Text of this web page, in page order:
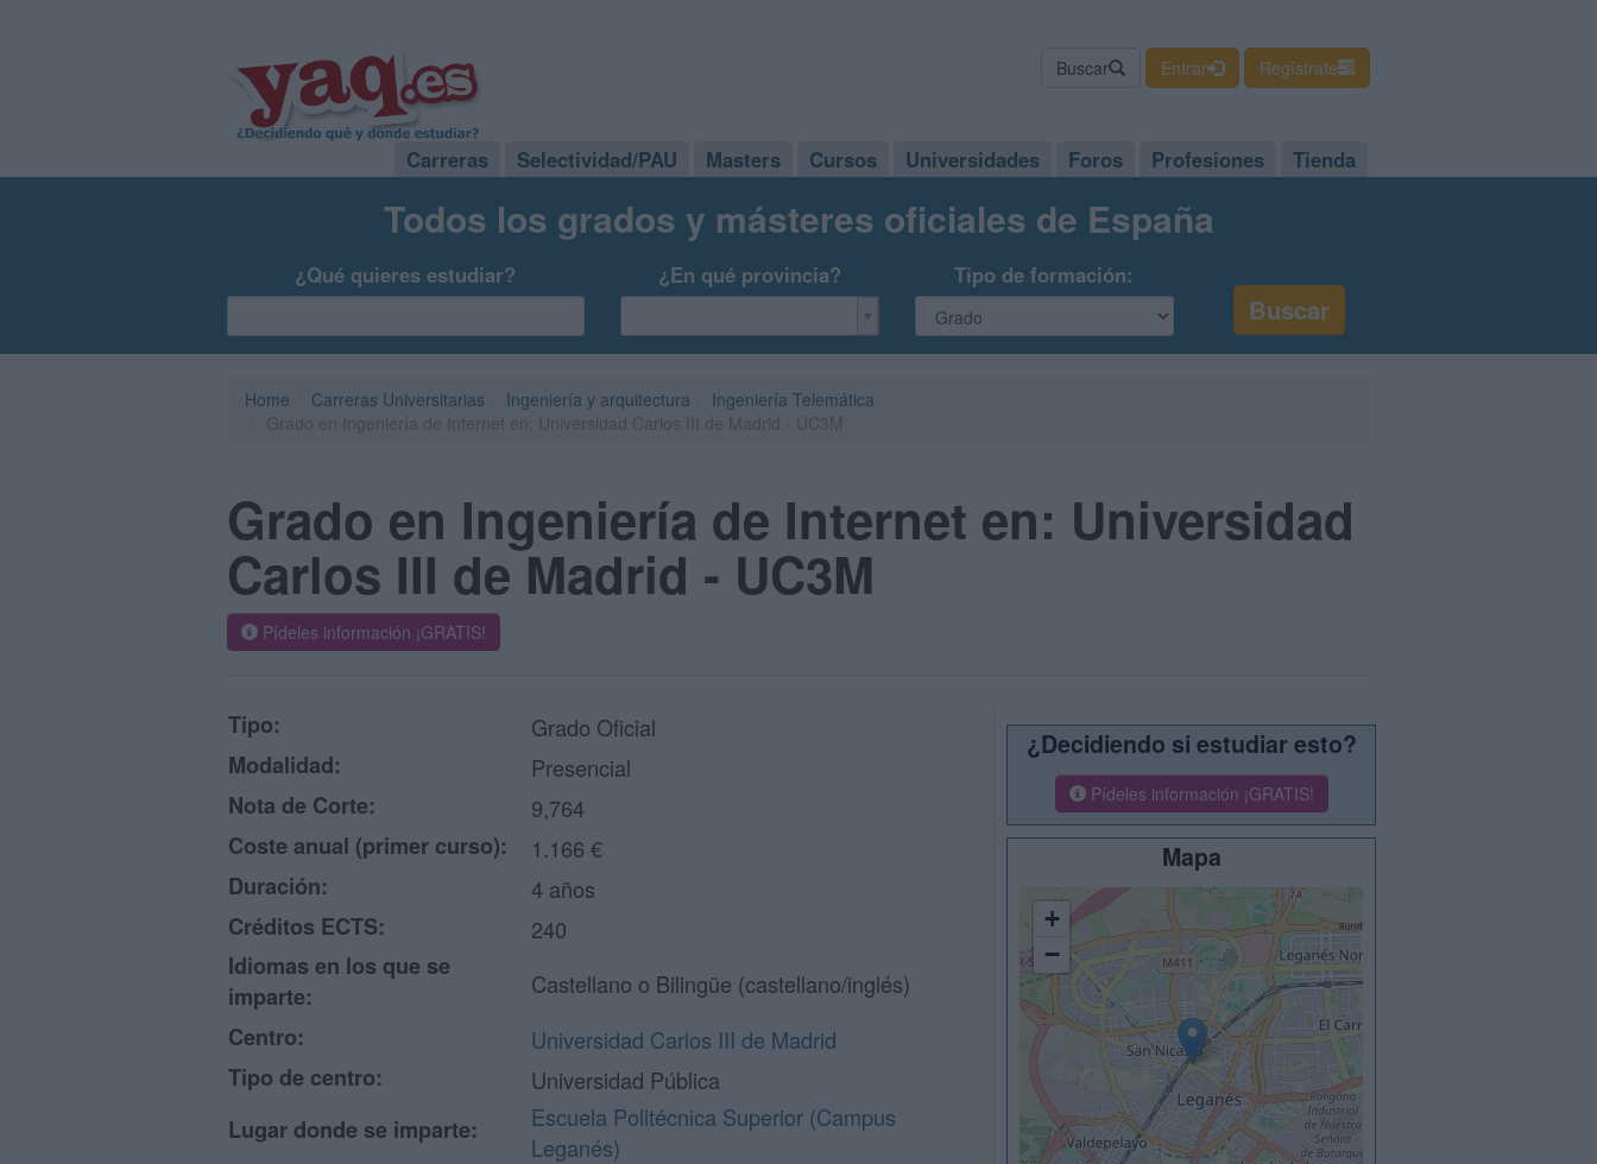
Buscar Entrar Regístrate
Carreras Selectividad/PAU Masters Cursos Universidades Foros Profesiones Tienda
Todos los grados y másteres oficiales de España
¿Qué quieres estudiar? ¿En qué provincia? Tipo de formación:
Home Carreras Universitarias Ingeniería y arquitectura
Ingeniería Telemática
Grado en Ingeniería de Internet en: Universidad
Carlos III de Madrid - UC3M
Pídeles información ¡GRATIS!
Tipo:
Grado Oficial
Modalidad:
Presencial
Nota de Corte:
9,764
Coste anual (primer curso):
1.166 €
Duración:
4 años
Créditos ECTS:
240
Idiomas en los que se
imparte:
Castellano o Bilingüe (castellano/inglés)
Centro:
Universidad Carlos III de Madrid
Tipo de centro:
Universidad Pública
Lugar donde se imparte:
Escuela Politécnica Superior (Campus
Leganés)
¿Decidiendo si estudiar esto?
Pídeles información ¡GRATIS!
Mapa
+
−